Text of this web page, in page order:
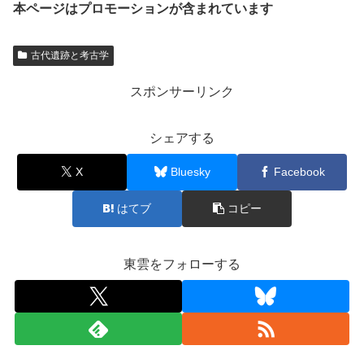
本ページはプロモーションが含まれています
古代遺跡と考古学
スポンサーリンク
シェアする
X Bluesky Facebook
はてブ コピー
東雲をフォローする